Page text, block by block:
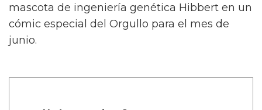
mascota de ingeniería genética Hibbert en un
cómic especial del Orgullo para el mes de
junio.